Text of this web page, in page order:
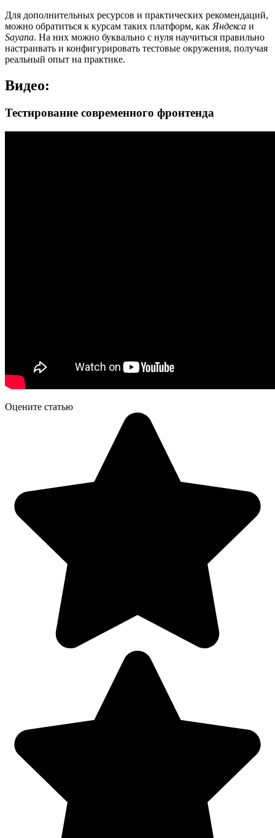
Для дополнительных ресурсов и практических рекомендаций,
можно обратиться к курсам таких платформ, как Яндекса и
Sayana. На них можно буквально с нуля научиться правильно
настраивать и конфигурировать тестовые окружения, получая
реальный опыт на практике.
Видео:
Тестирование современного фронтенда
Оцените статью